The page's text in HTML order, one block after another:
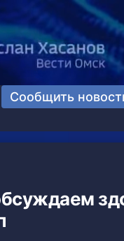
Сообщить